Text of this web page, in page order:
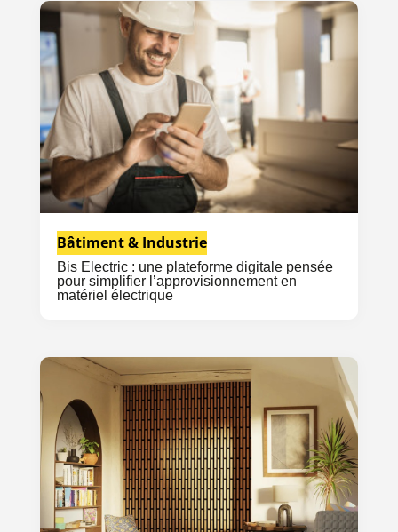
Bis Electric : une plateforme digitale pensée
pour simplifier l’approvisionnement en
matériel électrique
Bâtiment & Industrie